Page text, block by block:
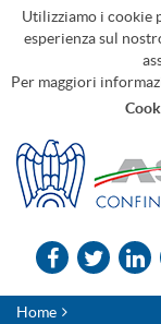
Utilizziamo i cookie
esperienza sul
Per maggiori
Home